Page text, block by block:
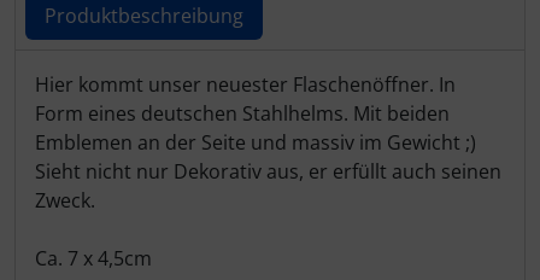
Produktbeschreibung
Produktbeschreibung
Hier kommt unser neuester Flaschenöffner. In
Form eines deutschen Stahlhelms. Mit beiden
Emblemen an der Seite und massiv im Gewicht ;)
Sieht nicht nur Dekorativ aus, er erfüllt auch seinen
Zweck.
Ca. 7 x 4,5cm